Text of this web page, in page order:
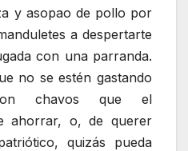
y asopao de pollo por
a despertarte
con una parranda.
no se estén gastando
chavos que el
ahorrar, o, de querer
quizás pueda